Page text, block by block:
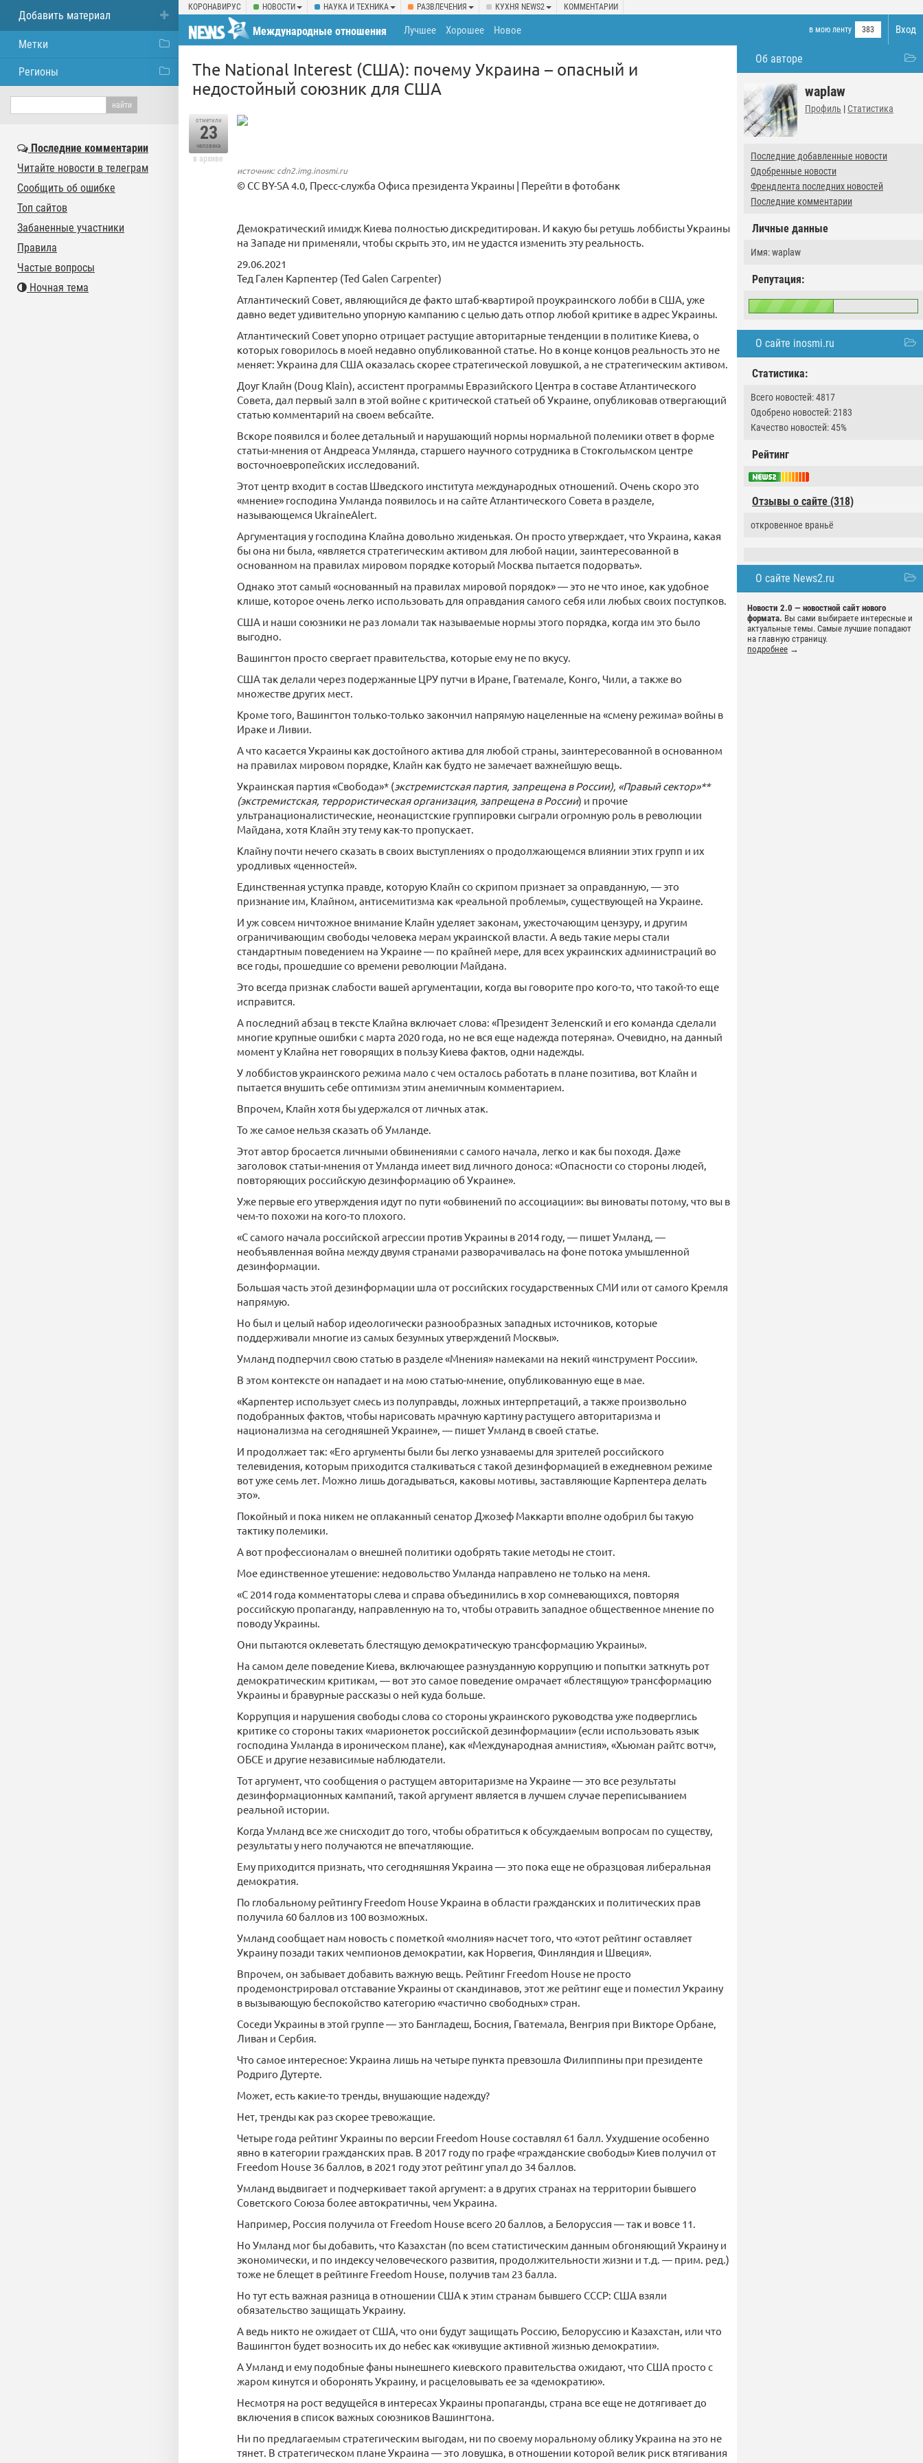
КОРОНАВИРУС НОВОСТИ НАУКА И ТЕХНИКА РАЗВЛЕЧЕНИЯ КУХНЯ NEWS2 КОММЕНТАРИИ
Вход
Международные отношения в мою ленту 383
Лучшее Хорошее Новое
Об авторе
waplaw
Профиль | Статистика
Последние добавленные новости
Одобренные новости
Френдлента последних новостей
Последние комментарии
Личные данные
Имя: waplaw
Репутация:
О сайте inosmi.ru
Статистика:
Всего новостей: 4817
Одобрено новостей: 2183
Качество новостей: 45%
Рейтинг
Отзывы о сайте (318)
откровенное враньё
О сайте News2.ru
Новости 2.0 — новостной сайт нового
формата. Вы сами выбираете интересные и
актуальные темы. Самые лучшие попадают
на главную страницу.
подробнее →
The National Interest (США): почему Украина – опасный и
недостойный союзник для США
отметили
23
человека
в архиве
источник: cdn2.img.inosmi.ru
© CC BY-SA 4.0, Пресс-служба Офиса президента Украины | Перейти в фотобанк
Демократический имидж Киева полностью дискредитирован. И какую бы ретушь лоббисты Украины
на Западе ни применяли, чтобы скрыть это, им не удастся изменить эту реальность.
29.06.2021
Тед Гален Карпентер (Ted Galen Carpenter)
Атлантический Совет, являющийся де факто штаб-квартирой проукраинского лобби в США, уже
давно ведет удивительно упорную кампанию с целью дать отпор любой критике в адрес Украины.
Атлантический Совет упорно отрицает растущие авторитарные тенденции в политике Киева, о
которых говорилось в моей недавно опубликованной статье. Но в конце концов реальность это не
меняет: Украина для США оказалась скорее стратегической ловушкой, а не стратегическим активом.
Доуг Клайн (Doug Klain), ассистент программы Евразийского Центра в составе Атлантического
Совета, дал первый залп в этой войне с критической статьей об Украине, опубликовав отвергающий
статью комментарий на своем вебсайте.
Вскоре появился и более детальный и нарушающий нормы нормальной полемики ответ в форме
статьи-мнения от Андреаса Умлянда, старшего научного сотрудника в Стокгольмском центре
восточноевропейских исследований.
Этот центр входит в состав Шведского института международных отношений. Очень скоро это
«мнение» господина Умланда появилось и на сайте Атлантического Совета в разделе,
называющемся UkraineAlert.
Аргументация у господина Клайна довольно жиденькая. Он просто утверждает, что Украина, какая
бы она ни была, «является стратегическим активом для любой нации, заинтересованной в
основанном на правилах мировом порядке который Москва пытается подорвать».
Однако этот самый «основанный на правилах мировой порядок» — это не что иное, как удобное
клише, которое очень легко использовать для оправдания самого себя или любых своих поступков.
США и наши союзники не раз ломали так называемые нормы этого порядка, когда им это было
выгодно.
Вашингтон просто свергает правительства, которые ему не по вкусу.
США так делали через подержанные ЦРУ путчи в Иране, Гватемале, Конго, Чили, а также во
множестве других мест.
Кроме того, Вашингтон только-только закончил напрямую нацеленные на «смену режима» войны в
Ираке и Ливии.
А что касается Украины как достойного актива для любой страны, заинтересованной в основанном
на правилах мировом порядке, Клайн как будто не замечает важнейшую вещь.
Украинская партия «Свобода»* (экстремистская партия, запрещена в России), «Правый сектор»**
(экстремистская, террористическая организация, запрещена в России) и прочие
ультранационалистические, неонацистские группировки сыграли огромную роль в революции
Майдана, хотя Клайн эту тему как-то пропускает.
Клайну почти нечего сказать в своих выступлениях о продолжающемся влиянии этих групп и их
уродливых «ценностей».
Единственная уступка правде, которую Клайн со скрипом признает за оправданную, — это
признание им, Клайном, антисемитизма как «реальной проблемы», существующей на Украине.
И уж совсем ничтожное внимание Клайн уделяет законам, ужесточающим цензуру, и другим
ограничивающим свободы человека мерам украинской власти. А ведь такие меры стали
стандартным поведением на Украине — по крайней мере, для всех украинских администраций во
все годы, прошедшие со времени революции Майдана.
Это всегда признак слабости вашей аргументации, когда вы говорите про кого-то, что такой-то еще
исправится.
А последний абзац в тексте Клайна включает слова: «Президент Зеленский и его команда сделали
многие крупные ошибки с марта 2020 года, но не вся еще надежда потеряна». Очевидно, на данный
момент у Клайна нет говорящих в пользу Киева фактов, одни надежды.
У лоббистов украинского режима мало с чем осталось работать в плане позитива, вот Клайн и
пытается внушить себе оптимизм этим анемичным комментарием.
Впрочем, Клайн хотя бы удержался от личных атак.
То же самое нельзя сказать об Умланде.
Этот автор бросается личными обвинениями с самого начала, легко и как бы походя. Даже
заголовок статьи-мнения от Умланда имеет вид личного доноса: «Опасности со стороны людей,
повторяющих российскую дезинформацию об Украине».
Уже первые его утверждения идут по пути «обвинений по ассоциации»: вы виноваты потому, что вы в
чем-то похожи на кого-то плохого.
«С самого начала российской агрессии против Украины в 2014 году, — пишет Умланд, —
необъявленная война между двумя странами разворачивалась на фоне потока умышленной
дезинформации.
Большая часть этой дезинформации шла от российских государственных СМИ или от самого Кремля
напрямую.
Но был и целый набор идеологически разнообразных западных источников, которые
поддерживали многие из самых безумных утверждений Москвы».
Умланд подперчил свою статью в разделе «Мнения» намеками на некий «инструмент России».
В этом контексте он нападает и на мою статью-мнение, опубликованную еще в мае.
«Карпентер использует смесь из полуправды, ложных интерпретаций, а также произвольно
подобранных фактов, чтобы нарисовать мрачную картину растущего авторитаризма и
национализма на сегодняшней Украине», — пишет Умланд в своей статье.
И продолжает так: «Его аргументы были бы легко узнаваемы для зрителей российского
телевидения, которым приходится сталкиваться с такой дезинформацией в ежедневном режиме
вот уже семь лет. Можно лишь догадываться, каковы мотивы, заставляющие Карпентера делать
это».
Покойный и пока никем не оплаканный сенатор Джозеф Маккарти вполне одобрил бы такую
тактику полемики.
А вот профессионалам о внешней политики одобрять такие методы не стоит.
Мое единственное утешение: недовольство Умланда направлено не только на меня.
«С 2014 года комментаторы слева и справа объединились в хор сомневающихся, повторяя
российскую пропаганду, направленную на то, чтобы отравить западное общественное мнение по
поводу Украины.
Они пытаются оклеветать блестящую демократическую трансформацию Украины».
На самом деле поведение Киева, включающее разнузданную коррупцию и попытки заткнуть рот
демократическим критикам, — вот это самое поведение омрачает «блестящую» трансформацию
Украины и бравурные рассказы о ней куда больше.
Коррупция и нарушения свободы слова со стороны украинского руководства уже подверглись
критике со стороны таких «марионеток российской дезинформации» (если использовать язык
господина Умланда в ироническом плане), как «Международная амнистия», «Хьюман райтс вотч»,
ОБСЕ и другие независимые наблюдатели.
Тот аргумент, что сообщения о растущем авторитаризме на Украине — это все результаты
дезинформационных кампаний, такой аргумент является в лучшем случае переписыванием
реальной истории.
Когда Умланд все же снисходит до того, чтобы обратиться к обсуждаемым вопросам по существу,
результаты у него получаются не впечатляющие.
Ему приходится признать, что сегодняшняя Украина — это пока еще не образцовая либеральная
демократия.
По глобальному рейтингу Freedom House Украина в области гражданских и политических прав
получила 60 баллов из 100 возможных.
Умланд сообщает нам новость с пометкой «молния» насчет того, что «этот рейтинг оставляет
Украину позади таких чемпионов демократии, как Норвегия, Финляндия и Швеция».
Впрочем, он забывает добавить важную вещь. Рейтинг Freedom House не просто
продемонстрировал отставание Украины от скандинавов, этот же рейтинг еще и поместил Украину
в вызывающую беспокойство категорию «частично свободных» стран.
Соседи Украины в этой группе — это Бангладеш, Босния, Гватемала, Венгрия при Викторе Орбане,
Ливан и Сербия.
Что самое интересное: Украина лишь на четыре пункта превзошла Филиппины при президенте
Родриго Дутерте.
Может, есть какие-то тренды, внушающие надежду?
Нет, тренды как раз скорее тревожащие.
Четыре года рейтинг Украины по версии Freedom House составлял 61 балл. Ухудшение особенно
явно в категории гражданских прав. В 2017 году по графе «гражданские свободы» Киев получил от
Freedom House 36 баллов, в 2021 году этот рейтинг упал до 34 баллов.
Умланд выдвигает и подчеркивает такой аргумент: а в других странах на территории бывшего
Советского Союза более автократичны, чем Украина.
Например, Россия получила от Freedom House всего 20 баллов, а Белоруссия — так и вовсе 11.
Но Умланд мог бы добавить, что Казахстан (по всем статистическим данным обгоняющий Украину и
экономически, и по индексу человеческого развития, продолжительности жизни и т.д. — прим. ред.)
тоже не блещет в рейтинге Freedom House, получив там 23 балла.
Но тут есть важная разница в отношении США к этим странам бывшего СССР: США взяли
обязательство защищать Украину.
А ведь никто не ожидает от США, что они будут защищать Россию, Белоруссию и Казахстан, или что
Вашингтон будет возносить их до небес как «живущие активной жизнью демократии».
А Умланд и ему подобные фаны нынешнего киевского правительства ожидают, что США просто с
жаром кинутся и оборонять Украину, и расцеловывать ее за «демократию».
Несмотря на рост ведущейся в интересах Украины пропаганды, страна все еще не дотягивает до
включения в список важных союзников Вашингтона.
Ни по предлагаемым стратегическим выгодам, ни по своему моральному облику Украина на это не
тянет. В стратегическом плане Украина — это ловушка, в отношении которой велик риск втягивания
Добавить материал
Метки
Регионы
Последние комментарии
Читайте новости в телеграм
Сообщить об ошибке
Топ сайтов
Забаненные участники
Правила
Частые вопросы
Ночная тема